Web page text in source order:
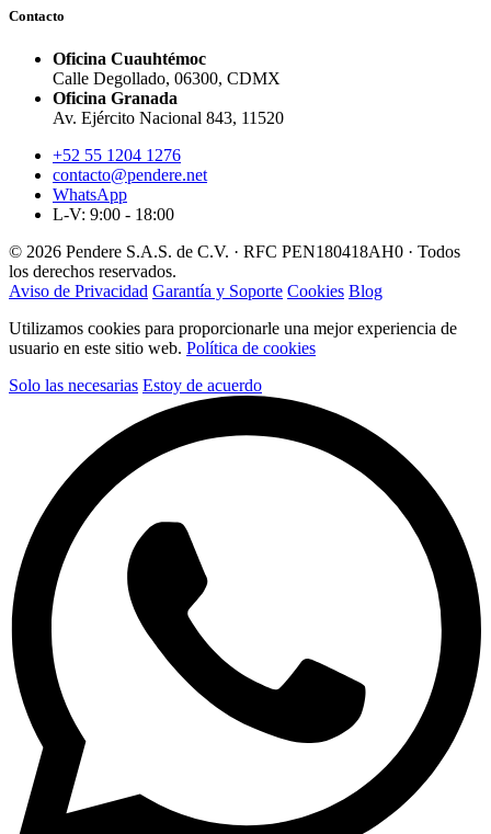
Contacto
Oficina Cuauhtémoc
Calle Degollado, 06300, CDMX
Oficina Granada
Av. Ejército Nacional 843, 11520
+52 55 1204 1276
contacto@pendere.net
WhatsApp
L-V: 9:00 - 18:00
© 2026 Pendere S.A.S. de C.V. · RFC PEN180418AH0 · Todos
los derechos reservados.
Aviso de Privacidad Garantía y Soporte Cookies Blog
Utilizamos cookies para proporcionarle una mejor experiencia de
usuario en este sitio web. Política de cookies
Solo las necesarias Estoy de acuerdo